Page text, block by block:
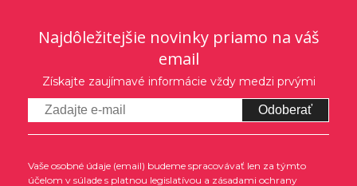
Najdôležitejšie novinky priamo na váš
email
Získajte zaujímavé informácie vždy medzi prvými
Odoberať
Vaše osobné údaje (email) budeme spracovávať len za týmto
účelom v súlade s platnou legislatívou a zásadami ochrany